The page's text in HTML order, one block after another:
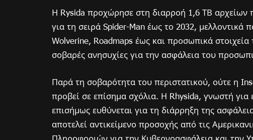
Η Rysida προχώρησε στη διαρροή 1,6 ΤΒ αρχείων
για τη σειρά Spider-Man έως το 2032, μελλοντικά
Wolverine, Roadmaps έως και προσωπικά
σοβαρές ανησυχίες για την ασφάλεια του
Παρά τη σοβαρότητα του περιστατικού, ούτε η
προβεί σε επίσημα σχόλια. Η Rhysida, γνωστή για
επισήμως ευθύνεται για τη διάρρηξη της
αποτελεί αντικείμενο προσοχής από τις